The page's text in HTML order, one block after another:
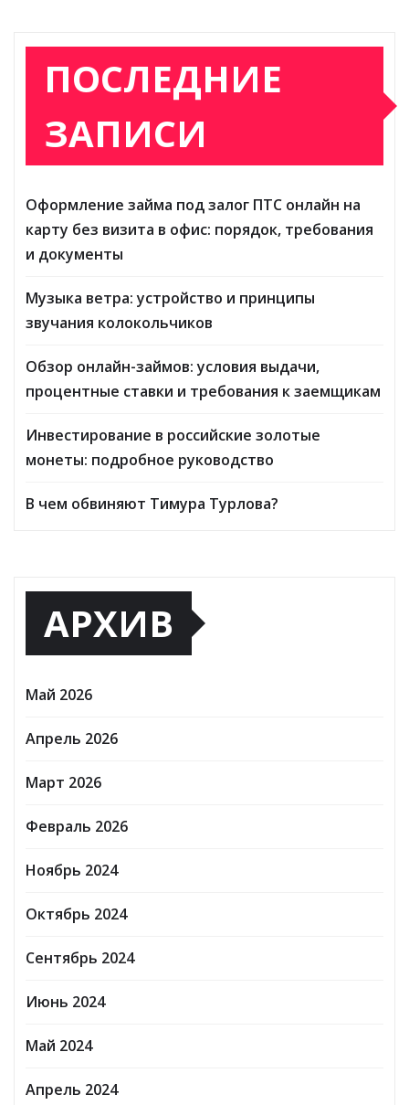
ПОСЛЕДНИЕ
ЗАПИСИ
Оформление займа под залог ПТС онлайн на
карту без визита в офис: порядок, требования
и документы
Музыка ветра: устройство и принципы
звучания колокольчиков
Обзор онлайн-займов: условия выдачи,
процентные ставки и требования к заемщикам
Инвестирование в российские золотые
монеты: подробное руководство
В чем обвиняют Тимура Турлова?
АРХИВ
Май 2026
Апрель 2026
Март 2026
Февраль 2026
Ноябрь 2024
Октябрь 2024
Сентябрь 2024
Июнь 2024
Май 2024
Апрель 2024